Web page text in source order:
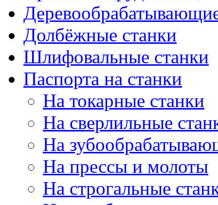
Долбёжные станки
Шлифовальные станки
Паспорта на станки
На токарные станки
На сверлильные
На
На прессы и молоты
На строгальные